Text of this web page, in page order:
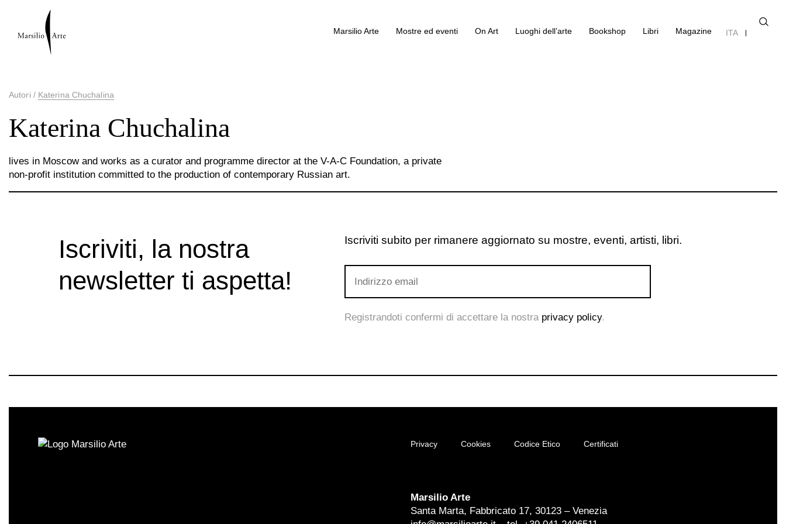
Marsilio Arte Mostre ed eventi On Art Luoghi dell’arte Bookshop Libri Magazine ITA
Autori / Katerina Chuchalina
Katerina Chuchalina
lives in Moscow and works as a curator and programme director at the V-A-C Foundation, a private
non-profit institution committed to the production of contemporary Russian art.
Iscriviti, la nostra
newsletter ti aspetta!
Iscriviti subito per rimanere aggiornato su mostre, eventi, artisti, libri.
Registrandoti confermi di accettare la nostra privacy policy.
Privacy Cookies Codice Etico Certificati
Marsilio Arte
Santa Marta, Fabbricato 17, 30123 – Venezia